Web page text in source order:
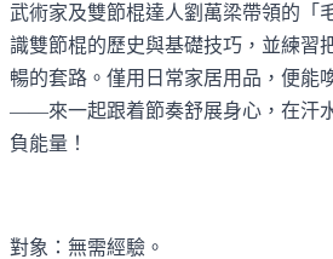
武術家及雙節棍達人劉萬梁帶領的「
識雙節棍的歷史與基礎技巧，並練習
暢的套路。僅用日常家居用品，便能
——來一起跟着節奏舒展身心，在汗
負能量！
對象：無需經驗。